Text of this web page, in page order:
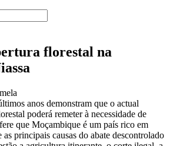
florestal na
anos demonstram que o actual
poderá remeter à necessidade de
que Moçambique é um país rico em
principais causas do abate descontrolado